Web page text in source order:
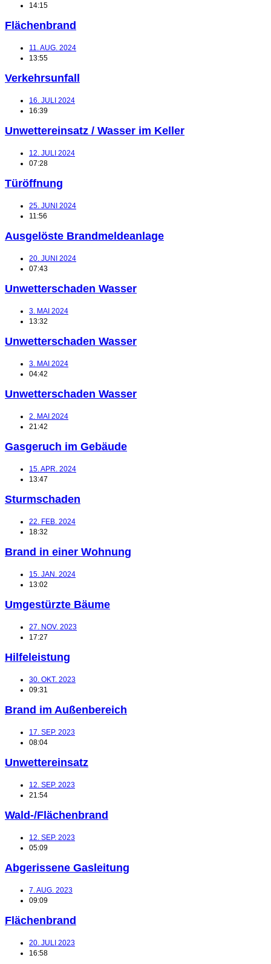
14:15
Flächenbrand
11. AUG. 2024
13:55
Verkehrsunfall
16. JULI 2024
16:39
Unwettereinsatz / Wasser im Keller
12. JULI 2024
07:28
Türöffnung
25. JUNI 2024
11:56
Ausgelöste Brandmeldeanlage
20. JUNI 2024
07:43
Unwetterschaden Wasser
3. MAI 2024
13:32
Unwetterschaden Wasser
3. MAI 2024
04:42
Unwetterschaden Wasser
2. MAI 2024
21:42
Gasgeruch im Gebäude
15. APR. 2024
13:47
Sturmschaden
22. FEB. 2024
18:32
Brand in einer Wohnung
15. JAN. 2024
13:02
Umgestürzte Bäume
27. NOV. 2023
17:27
Hilfeleistung
30. OKT. 2023
09:31
Brand im Außenbereich
17. SEP. 2023
08:04
Unwettereinsatz
12. SEP. 2023
21:54
Wald-/Flächenbrand
12. SEP. 2023
05:09
Abgerissene Gasleitung
7. AUG. 2023
09:09
Flächenbrand
20. JULI 2023
16:58